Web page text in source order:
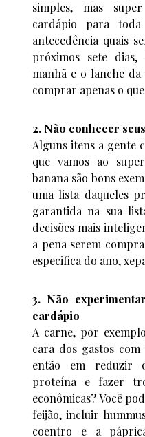
simples, mas
cardápio para
antecedência quais
próximos sete
manhã e o lanche
comprar apenas o
2. Não conhecer
Alguns itens a gente
que vamos ao
banana são bons
uma lista daqueles
garantida na sua
decisões mais
a pena serem
especifica do ano,
3. Não
cardápio
A carne, por
cara dos gastos com
então em reduzir
proteína e fazer
econômicas? Você
feijão, incluir
coentro e a